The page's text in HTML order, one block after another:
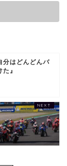
分はどんどんバ
』